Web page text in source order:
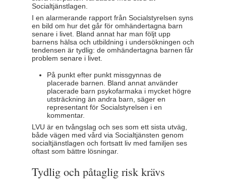
Socialtjänstlagen.
I en alarmerande rapport från Socialstyrelsen syns
en bild om hur det går för omhändertagna barn
senare i livet. Bland annat har man följt upp
barnens hälsa och utbildning i undersökningen och
tendensen är tydlig: de omhändertagna barnen får
problem senare i livet.
På punkt efter punkt missgynnas de
placerade barnen. Bland annat använder
placerade barn psykofarmaka i mycket högre
utsträckning än andra barn, säger en
representant för Socialstyrelsen i en
kommentar.
LVU är en tvångslag och ses som ett sista utväg,
både vägen med vård via Socialtjänsten genom
socialtjänstlagen och fortsatt liv med familjen ses
oftast som bättre lösningar.
Tydlig och påtaglig risk krävs